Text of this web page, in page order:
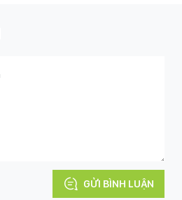
GỬI BÌNH LUẬN